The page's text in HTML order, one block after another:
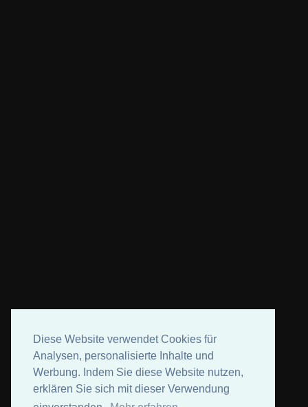
Diese Website verwendet Cookies für
Analysen, personalisierte Inhalte und
Werbung. Indem Sie diese Website nutzen,
erklären Sie sich mit dieser Verwendung